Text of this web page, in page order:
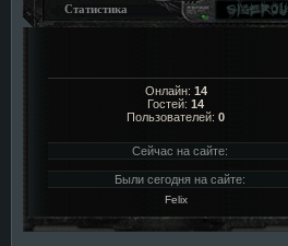
Статистика
Онлайн: 14
Гостей: 14
Пользователей: 0
Сейчас на сайте:
Были сегодня на сайте:
Felix